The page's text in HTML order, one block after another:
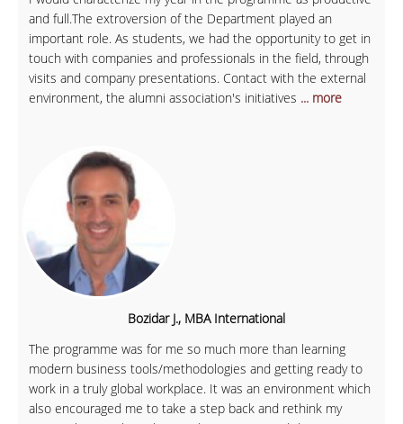
and full.The extroversion of the Department played an
important role. As students, we had the opportunity to get in
touch with companies and professionals in the field, through
visits and company presentations. Contact with the external
environment, the alumni association's initiatives ... more
Bozidar J., MBA International
The programme was for me so much more than learning
modern business tools/methodologies and getting ready to
work in a truly global workplace. It was an environment which
also encouraged me to take a step back and rethink my